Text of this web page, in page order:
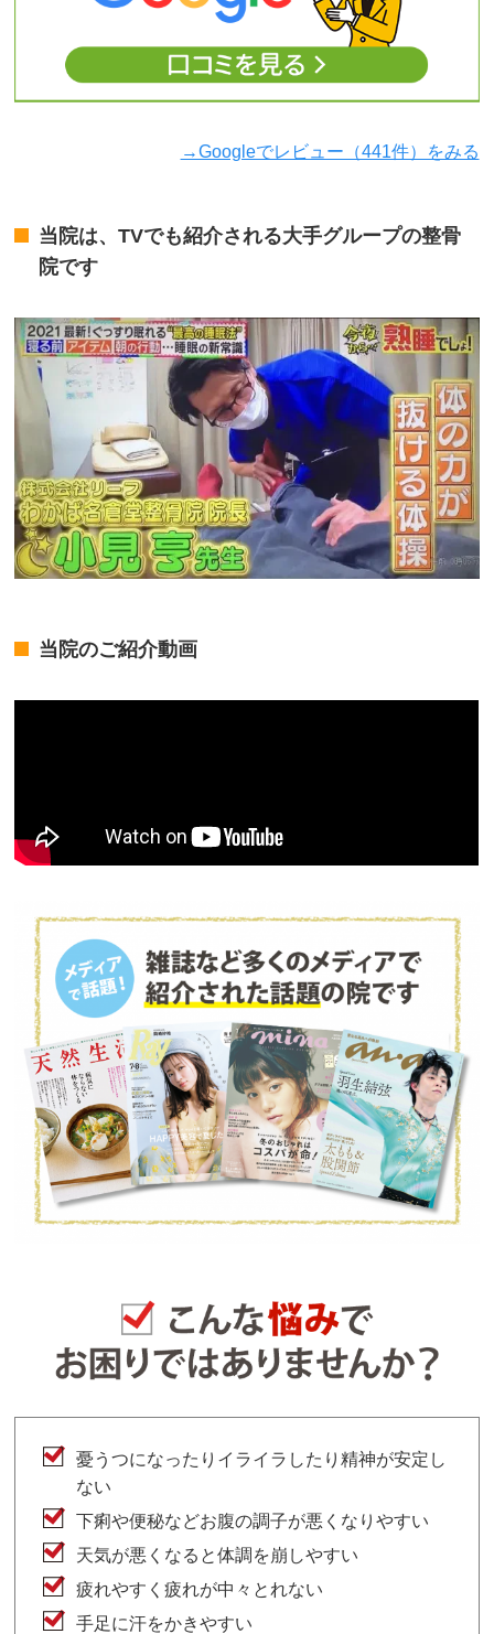
→Googleでレビュー（441件）をみる
当院は、TVでも紹介される大手グループの整骨
院です
当院のご紹介動画
憂うつになったりイライラしたり精神が安定し
ない
下痢や便秘などお腹の調子が悪くなりやすい
天気が悪くなると体調を崩しやすい
疲れやすく疲れが中々とれない
手足に汗をかきやすい